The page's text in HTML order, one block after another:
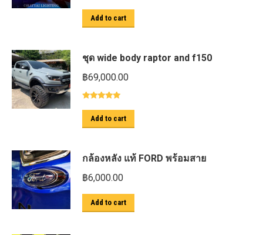
Add to cart
ชุด wide body raptor and f150
฿69,000.00
Add to cart
กล้องหลัง แท้ FORD พร้อมสาย
฿6,000.00
Add to cart